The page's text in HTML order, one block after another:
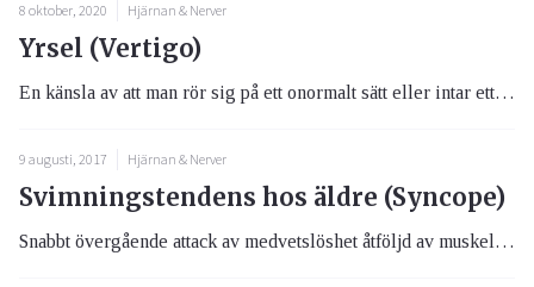
8 oktober, 2020 Hjärnan & Nerver
Yrsel (Vertigo)
En känsla av att man rör sig på ett onormalt sätt eller intar ett onormalt läge i förhållande till omgivningen. Olika fo...
9 augusti, 2017 Hjärnan & Nerver
Svimningstendens hos äldre (Syncope)
Snabbt övergående attack av medvetslöshet åtföljd av muskelavslappning (tonusförlust).